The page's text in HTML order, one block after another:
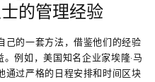
的管理经验
己的一套方法，借鉴他们的经验
例如，美国知名企业家埃隆·马
通过严格的日程安排和时间区块